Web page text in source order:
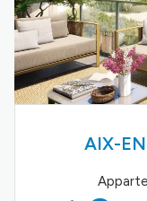
AIX-